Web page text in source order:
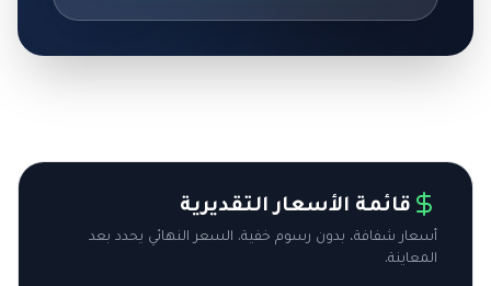
قائمة الأسعار التقديرية
أسعار شفافة، بدون رسوم خفية. السعر النهائي يحدد بعد
المعاينة.